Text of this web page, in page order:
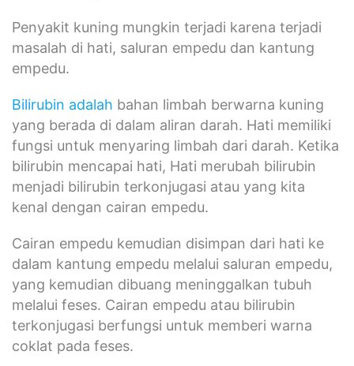
empedu.
Bilirubin adalah
fungsi untuk menyaring limbah dari darah. Ketika
bilirubin mencapai hati, Hati merubah bilirubin
menjadi bilirubin terkonjugasi atau yang kita
kenal dengan cairan empedu.
Cairan empedu kemudian disimpan dari hati ke
yang kemudian dibuang meninggalkan tubuh
melalui feses. Cairan empedu atau bilirubin
terkonjugasi berfungsi untuk memberi warna
coklat pada feses.
Jika ada terlalu banyak cairan empedu, maka